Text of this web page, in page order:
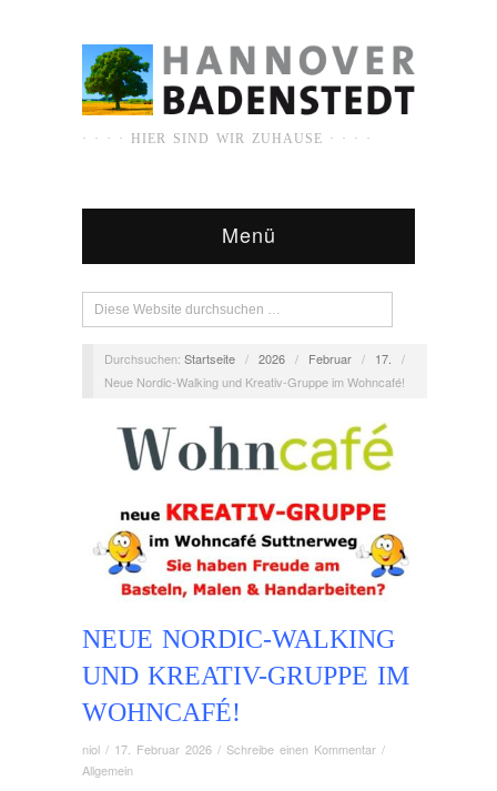
· · · · HIER SIND WIR ZUHAUSE · · · ·
Menü
Durchsuchen: Startseite / 2026 / Februar / 17.
/
Neue Nordic-Walking und Kreativ-Gruppe im Wohncafé!
NEUE NORDIC-WALKING
UND KREATIV-GRUPPE IM
WOHNCAFÉ!
niol / 17. Februar 2026 / Schreibe einen Kommentar /
Allgemein